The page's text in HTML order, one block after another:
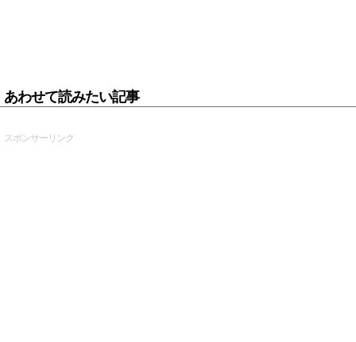
あわせて読みたい記事
スポンサーリンク